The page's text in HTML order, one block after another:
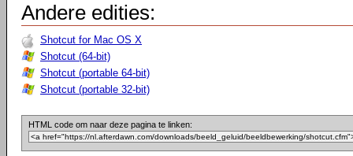
Andere edities:
Shotcut for Mac OS X
Shotcut (64-bit)
Shotcut (portable 64-bit)
Shotcut (portable 32-bit)
HTML code om naar deze pagina te linken: